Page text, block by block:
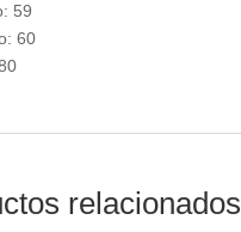
59
60
relacionados